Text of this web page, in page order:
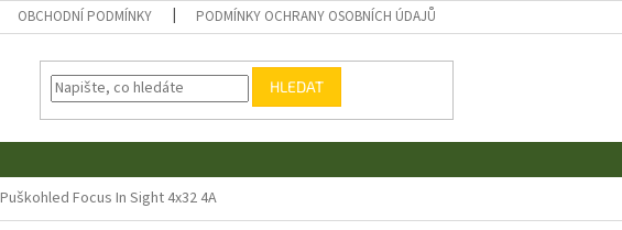
OBCHODNÍ PODMÍNKY PODMÍNKY OCHRANY OSOBNÍCH ÚDAJŮ
HLEDAT
Puškohled Focus In Sight 4x32 4A